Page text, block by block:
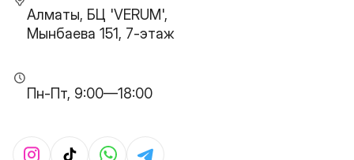
Алматы, БЦ 'VERUM',
Мынбаева 151, 7-этаж
Пн-Пт, 9:00—18:00